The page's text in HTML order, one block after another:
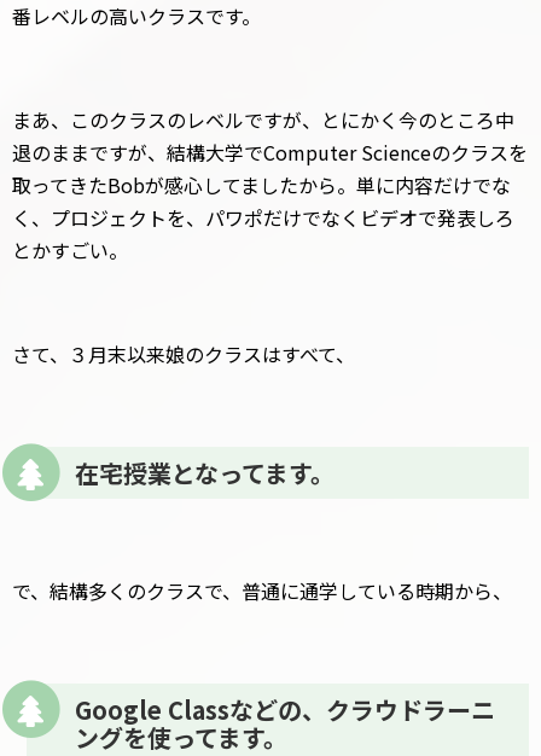
番レベルの高いクラスです。
まあ、このクラスのレベルですが、とにかく今のところ中
退のままですが、結構大学でComputer Scienceのクラスを
取ってきたBobが感心してましたから。単に内容だけでな
く、プロジェクトを、パワポだけでなくビデオで発表しろ
とかすごい。
さて、３月末以来娘のクラスはすべて、
在宅授業となってます。
で、結構多くのクラスで、普通に通学している時期から、
Google Classなどの、クラウドラーニ
ングを使ってます。